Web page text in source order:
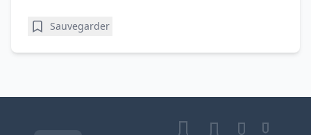
Sauvegarder